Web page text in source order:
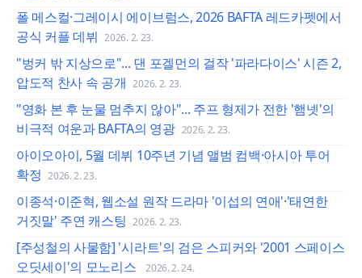
폴 메스컬·그레이시 에이브럼스, 2026 BAFTA 레드카펫에서
공식 커플 데뷔 2026. 2. 23.
"벙커 밖 지상으로"... 댄 포겔먼의 걸작 '파라다이스' 시즌 2,
압도적 찬사 속 공개 2026. 2. 23.
"영화 본 후 눈물 멈추지 않아"... 주프 형제가 전한 '햄넷'의
비극적 여운과 BAFTA의 영광 2026. 2. 23.
아이오아이, 5월 데뷔 10주년 기념 앨범 컴백·아시아 투어
확정 2026. 2. 23.
이종석·이준혁, 웹소설 원작 드라마 '이섭의 연애'·'태연한
거짓말' 주연 캐스팅 2026. 2. 23.
[주성철의 사물함] '시라트'의 검은 스피커와 '2001 스페이스
오딧세이'의 모노리스
2026. 2. 24.